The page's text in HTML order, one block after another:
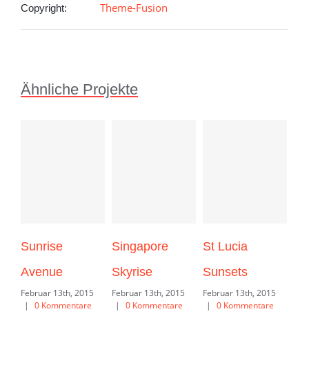
Copyright: Theme-Fusion
Ähnliche Projekte
Sunrise
Avenue
Februar 13th, 2015
|
0 Kommentare
Singapore
Skyrise
Februar 13th, 2015
|
0 Kommentare
St Lucia
Sunsets
Februar 13th, 2015
|
0 Kommentare